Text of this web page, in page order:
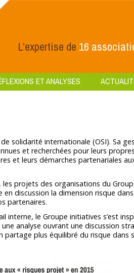
L’expertise de 16
ET ANALYSES
solidarité internationale (OSI). Sa
et recherchées pour leurs
et leurs démarches partenariales
projets des organisations du
discussion la dimension risque
partenaires.
le Groupe initiatives s’est
analyse ouvrant une discussion
plus équilibré du risque dans